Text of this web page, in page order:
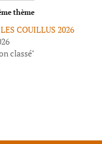
thème
COUILLUS 2026
classé"